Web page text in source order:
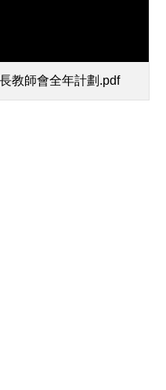
教師會全年計劃.pdf